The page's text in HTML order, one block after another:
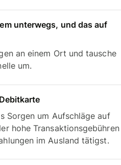
unterwegs, und das auf
an einem Ort und tausche
um.
Sorgen um Aufschläge auf
hohe Transaktionsgebühren
im Ausland tätigst.